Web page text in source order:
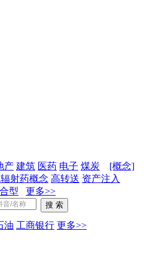
产 建筑 医药 电子 煤炭
[概念]
射药概念 高转送 资产注入
型
更多>>
油 工商银行 更多>>